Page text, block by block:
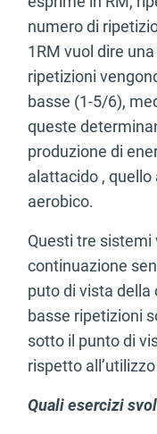
numero di
1RM vuol dire
ripetizioni
basse (1-5/6),
queste
produzione di
alattacido ,
aerobico.
Questi tre
continuazione
puto di vista della
basse ripetizioni
sotto il punto di
rispetto
Quali esercizi